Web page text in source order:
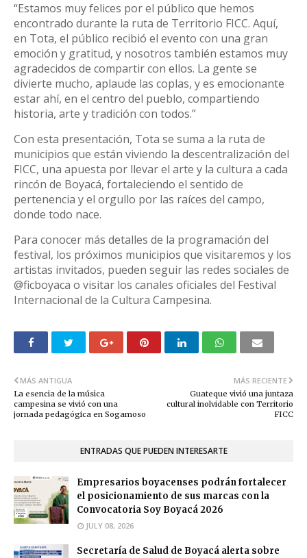
“Estamos muy felices por el público que hemos
encontrado durante la ruta de Territorio FICC. Aquí,
en Tota, el público recibió el evento con una gran
emoción y gratitud, y nosotros también estamos muy
agradecidos de compartir con ellos. La gente se
divierte mucho, aplaude las coplas, y es emocionante
estar ahí, en el centro del pueblo, compartiendo
historia, arte y tradición con todos.”
Con esta presentación, Tota se suma a la ruta de
municipios que están viviendo la descentralización del
FICC, una apuesta por llevar el arte y la cultura a cada
rincón de Boyacá, fortaleciendo el sentido de
pertenencia y el orgullo por las raíces del campo,
donde todo nace.
Para conocer más detalles de la programación del
festival, los próximos municipios que visitaremos y los
artistas invitados, pueden seguir las redes sociales de
@ficboyaca o visitar los canales oficiales del Festival
Internacional de la Cultura Campesina.
MÁS RECIENTE
Guateque vivió una juntaza
cultural inolvidable con Territorio
FICC
MÁS ANTIGUA
La esencia de la música
campesina se vivió con una
jornada pedagógica en Sogamoso
ENTRADAS QUE PUEDEN INTERESARTE
Empresarios boyacenses podrán fortalecer
el posicionamiento de sus marcas con la
Convocatoria Soy Boyacá 2026
JULY 08, 2026
Secretaría de Salud de Boyacá alerta sobre